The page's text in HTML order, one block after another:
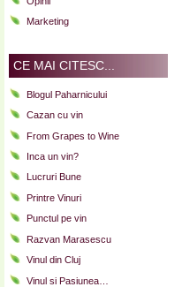
Marketing
CE MAI CITESC...
Blogul Paharnicului
Cazan cu vin
From Grapes to Wine
Inca un vin?
Lucruri Bune
Printre Vinuri
Punctul pe vin
Razvan Marasescu
Vinul din Cluj
Vinul si Pasiunea…